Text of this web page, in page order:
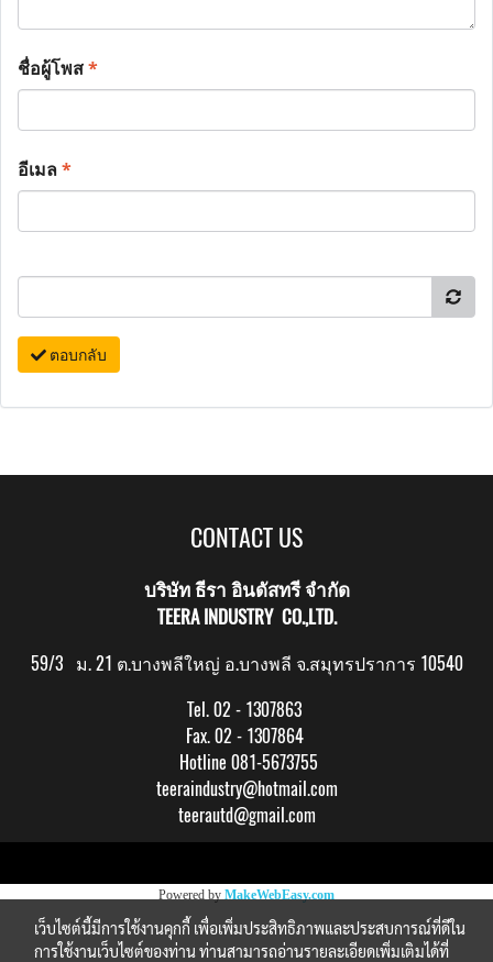
ชื่อผู้โพส*
อีเมล*
ตอบกลับ
CONTACT US
บริษัท ธีรา อินดัสทรี จำกัด
TEERA INDUSTRY CO.,LTD.
59/3 ม. 21 ต.บางพลีใหญ่ อ.บางพลี จ.สมุทรปราการ 10540
Tel. 02 - 1307863
Fax. 02 - 1307864
Hotline 081-5673755
teeraindustry@hotmail.com
teerautd@gmail.com
Powered by MakeWebEasy.com
เว็บไซต์นี้มีการใช้งานคุกกี้ เพื่อเพิ่มประสิทธิภาพและประสบการณ์ที่ดีใน
การใช้งานเว็บไซต์ของท่าน ท่านสามารถอ่านรายละเอียดเพิ่มเติมได้ที่